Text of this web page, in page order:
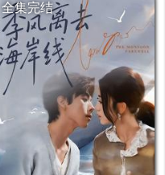
全集完结